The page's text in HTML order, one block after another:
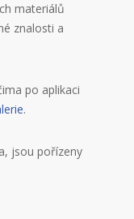
materiálů
znalosti a
po aplikaci
.
jsou pořízeny